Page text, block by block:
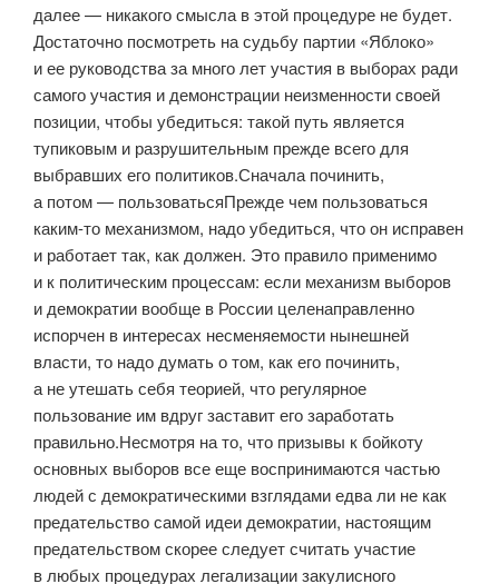
далее — никакого смысла в этой процедуре не будет.
Достаточно посмотреть на судьбу партии «Яблоко»
и ее руководства за много лет участия в выборах ради
самого участия и демонстрации неизменности своей
позиции, чтобы убедиться: такой путь является
тупиковым и разрушительным прежде всего для
выбравших его политиков.Сначала починить,
а потом — пользоватьсяПрежде чем пользоваться
каким-то механизмом, надо убедиться, что он исправен
и работает так, как должен. Это правило применимо
и к политическим процессам: если механизм выборов
и демократии вообще в России целенаправленно
испорчен в интересах несменяемости нынешней
власти, то надо думать о том, как его починить,
а не утешать себя теорией, что регулярное
пользование им вдруг заставит его заработать
правильно.Несмотря на то, что призывы к бойкоту
основных выборов все еще воспринимаются частью
людей с демократическими взглядами едва ли не как
предательство самой идеи демократии, настоящим
предательством скорее следует считать участие
в любых процедурах легализации закулисного